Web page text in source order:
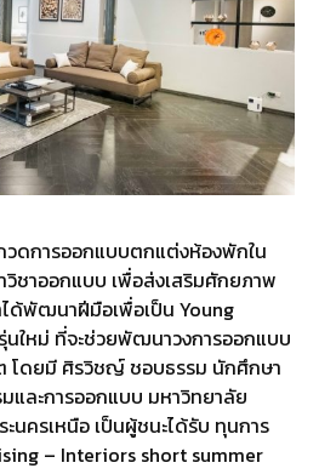
วดการออกแบบตกแต่งห้องพักใน
ชาออกแบบ เพื่อส่งเสริมศักยภาพ
ด้พัฒนาฝีมือเพื่อเป็น Young
นใหม่ ที่จะช่วยพัฒนาวงการออกแบบ
โดยมี ศิรวิชญ์ ชอบธรรม นักศึกษา
ละการออกแบบ มหาวิทยาลัย
นครเหนือ เป็นผู้ชนะได้รับ ทุนการ
– Interiors short summer